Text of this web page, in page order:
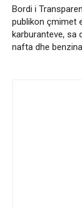
Bordi i
publikon çmimet
karburanteve, sa
nafta dhe benzina